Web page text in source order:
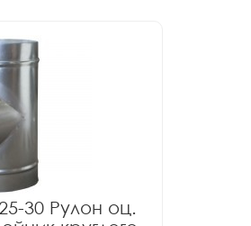
30 Рулон оц.